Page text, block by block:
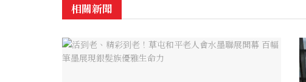
相關新聞